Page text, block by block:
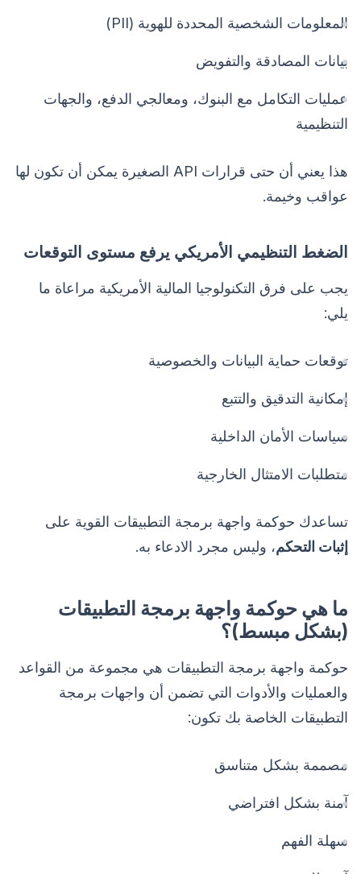
المعلومات الشخصية المحددة للهوية (PII)
بيانات المصادقة والتفويض
عمليات التكامل مع البنوك، ومعالجي الدفع، والجهات
التنظيمية
هذا يعني أن حتى قرارات API الصغيرة يمكن أن تكون لها
عواقب وخيمة.
الضغط التنظيمي الأمريكي يرفع مستوى التوقعات
يجب على فرق التكنولوجيا المالية الأمريكية مراعاة ما
يلي:
توقعات حماية البيانات والخصوصية
إمكانية التدقيق والتتبع
سياسات الأمان الداخلية
متطلبات الامتثال الخارجية
تساعدك حوكمة واجهة برمجة التطبيقات القوية على
إثبات التحكم، وليس مجرد الادعاء به.
ما هي حوكمة واجهة برمجة التطبيقات
(بشكل مبسط)؟
حوكمة واجهة برمجة التطبيقات هي مجموعة من القواعد
والعمليات والأدوات التي تضمن أن واجهات برمجة
التطبيقات الخاصة بك تكون:
مصممة بشكل متناسق
آمنة بشكل افتراضي
سهلة الفهم